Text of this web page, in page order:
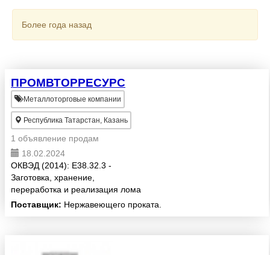
Более года назад
ПРОМВТОРРЕСУРС
Металлоторговые компании
Республика Татарстан, Казань
1 объявление продам
18.02.2024
ОКВЭД (2014): E38.32.3 -
Заготовка, хранение,
переработка и реализация лома
и отходов черных металлов
Поставщик: Нержавеющего проката.